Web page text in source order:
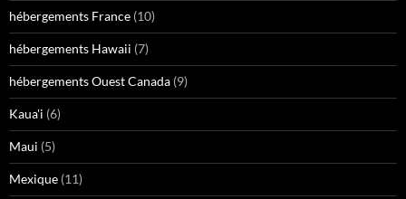
hébergements France (10)
hébergements Hawaii (7)
hébergements Ouest Canada (9)
Kaua'i (6)
Maui (5)
Mexique (11)